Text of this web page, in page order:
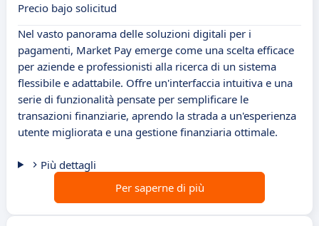
Precio bajo solicitud
Nel vasto panorama delle soluzioni digitali per i
pagamenti, Market Pay emerge come una scelta efficace
per aziende e professionisti alla ricerca di un sistema
flessibile e adattabile. Offre un'interfaccia intuitiva e una
serie di funzionalità pensate per semplificare le
transazioni finanziarie, aprendo la strada a un'esperienza
utente migliorata e una gestione finanziaria ottimale.
Più dettagli
Per saperne di più